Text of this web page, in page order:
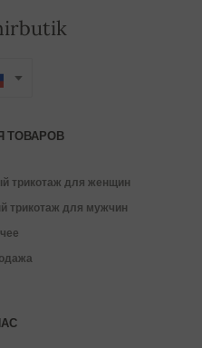
ТОВАРОВ
трикотаж для женщин
трикотаж для мужчин